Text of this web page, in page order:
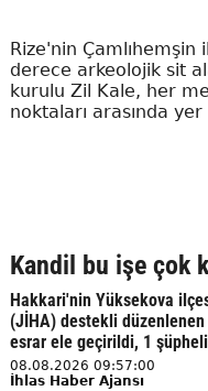
Rize'nin Çamlıhemşin
derece arkeolojik sit
kurulu Zil Kale, her
noktaları arasında yer
Kandil bu işe çok
Hakkari'nin Yüksekova
(JİHA) destekli
esrar ele geçirildi, 1 şüpheli
08.08.2026 09:57:00
İhlas Haber Ajansı